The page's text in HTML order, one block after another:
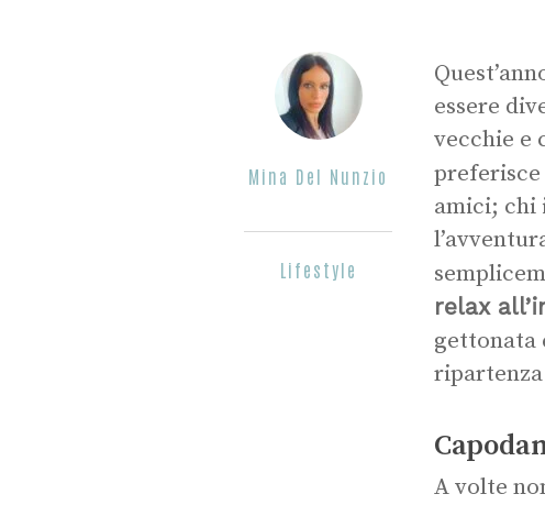
Mina Del Nunzio
Lifestyle
essere
vecchie e
preferisce
amici; chi
relax
gettonata
ripartenza
A volte